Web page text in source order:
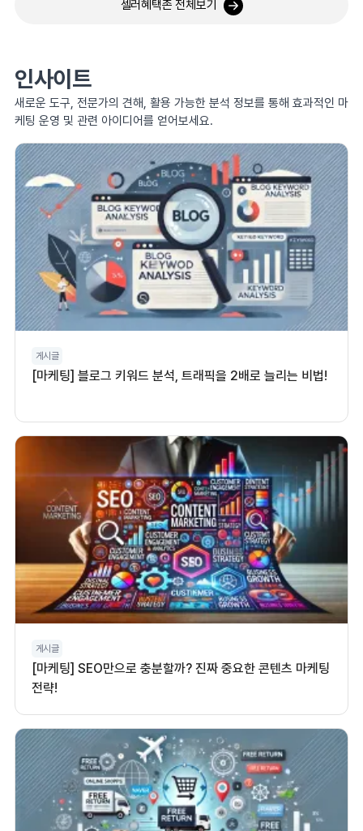
셀러혜택존 전체보기
인사이트
새로운 도구, 전문가의 견해, 활용 가능한 분석 정보를 통해 효과적인 마
케팅 운영 및 관련 아이디어를 얻어보세요.
게시글
[마케팅] 블로그 키워드 분석, 트래픽을 2배로 늘리는 비법!
게시글
[마케팅] SEO만으로 충분할까? 진짜 중요한 콘텐츠 마케팅
전략!